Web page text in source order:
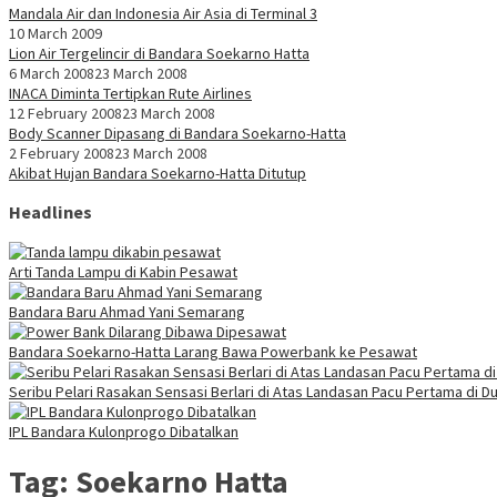
Mandala Air dan Indonesia Air Asia di Terminal 3
10 March 2009
Lion Air Tergelincir di Bandara Soekarno Hatta
6 March 200823 March 2008
INACA Diminta Tertipkan Rute Airlines
12 February 200823 March 2008
Body Scanner Dipasang di Bandara Soekarno-Hatta
2 February 200823 March 2008
Akibat Hujan Bandara Soekarno-Hatta Ditutup
Headlines
Arti Tanda Lampu di Kabin Pesawat
Bandara Baru Ahmad Yani Semarang
Bandara Soekarno-Hatta Larang Bawa Powerbank ke Pesawat
Seribu Pelari Rasakan Sensasi Berlari di Atas Landasan Pacu Pertama di
IPL Bandara Kulonprogo Dibatalkan
Tag: Soekarno Hatta